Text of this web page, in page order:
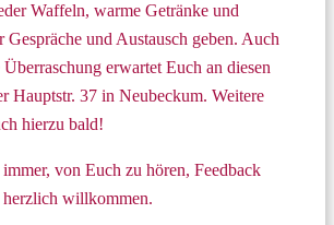
Waffeln, warme Getränke und
Gespräche und Austausch geben. Auch
Überraschung erwartet Euch an diesen
Hauptstr. 37 in Neubeckum. Weitere
hierzu bald!
von Euch zu hören, Feedback
herzlich willkommen.